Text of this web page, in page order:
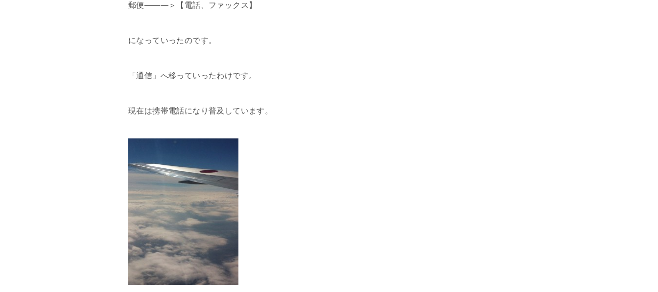
郵便———＞【電話、ファックス】
になっていったのです。
「通信」へ移っていったわけです。
現在は携帯電話になり普及しています。